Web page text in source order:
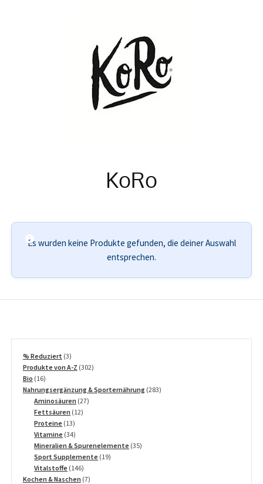
KoRo
Es wurden keine Produkte gefunden, die deiner Auswahl
entsprechen.
% Reduziert 33
Produkte
Produkte von A-Z 302302
Bio 1616
Produkte
Nahrungsergänzung & Sporternährung 283283
Aminosäuren 2727
Fettsäuren 1212
Proteine 1313
Produkte
Vitamine 3434
Produkte
Mineralien & Spurenelemente 3535
Sport Supplemente 1919
Vitalstoffe 146146
Produkte
Kochen & Naschen 77